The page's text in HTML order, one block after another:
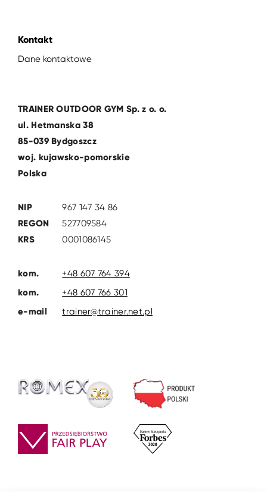
Kontakt
Dane kontaktowe
TRAINER OUTDOOR GYM Sp. z o. o.
ul. Hetmanska 38
85-039 Bydgoszcz
woj. kujawsko-pomorskie
Polska
NIP
967 147 34 86
REGON
527709584
KRS
0001086145
kom.
+48 607 764 394
kom.
+48 607 766 301
e-mail
trainer@trainer.net.pl